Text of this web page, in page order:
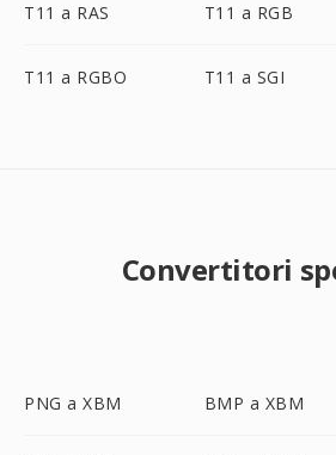
T11 a RAS T11 a RGB
T11 a RGBO T11 a SGI
Convertitori
PNG a XBM BMP a XBM